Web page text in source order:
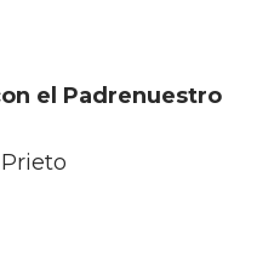
el Padrenuestro